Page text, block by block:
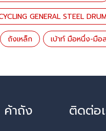
GENERAL STEEL
ถังเหล็ก เบ้าท์ มือหนึ่ง-มือ
ค้าถัง ติดต่อ